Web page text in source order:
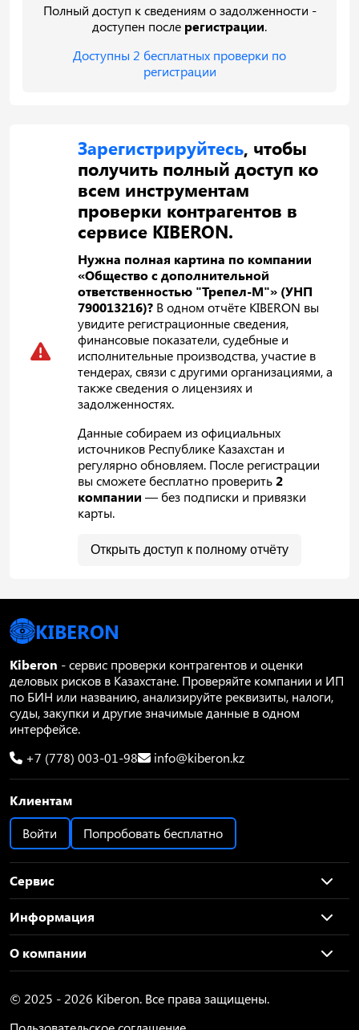
Полный доступ к сведениям о задолженности -
доступен после регистрации.
Доступны 2 бесплатных проверки по
регистрации
Зарегистрируйтесь, чтобы
получить полный доступ ко
всем инструментам
проверки контрагентов в
сервисе KIBERON.
Нужна полная картина по компании
«Общество с дополнительной
ответственностью "Трепел-М"» (УНП
790013216)? В одном отчёте KIBERON вы
увидите регистрационные сведения,
финансовые показатели, судебные и
исполнительные производства, участие в
тендерах, связи с другими организациями, а
также сведения о лицензиях и
задолженностях.
Данные собираем из официальных
источников Республике Казахстан и
регулярно обновляем. После регистрации
вы сможете бесплатно проверить2
компании — без подписки и привязки
карты.
Открыть доступ к полному отчёту
KIBERON
Kiberon - сервис проверки контрагентов и оценки
деловых рисков в Казахстане. Проверяйте компании и ИП
по БИН или названию, анализируйте реквизиты, налоги,
суды, закупки и другие значимые данные в одном
интерфейсе.
+7 (778) 003-01-98
info@kiberon.kz
Клиентам
Войти
Попробовать бесплатно
Сервис
Информация
О компании
© 2025 - 2026 Kiberon. Все права защищены.